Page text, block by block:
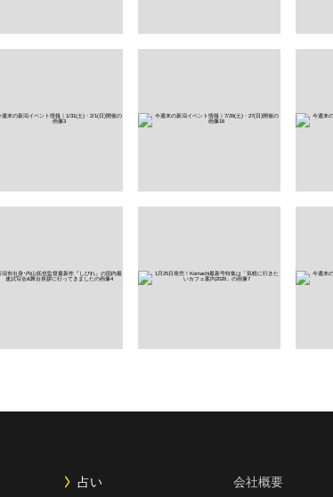
占い 会社概要